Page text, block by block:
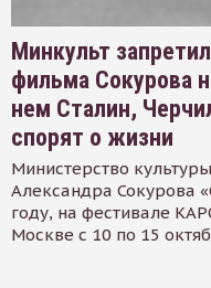
Минкульт
фильма Сокурова
нем Сталин,
спорят о жизни
Министерство
Александра Сокурова
году, на фестивале
Москве с 10 по 15